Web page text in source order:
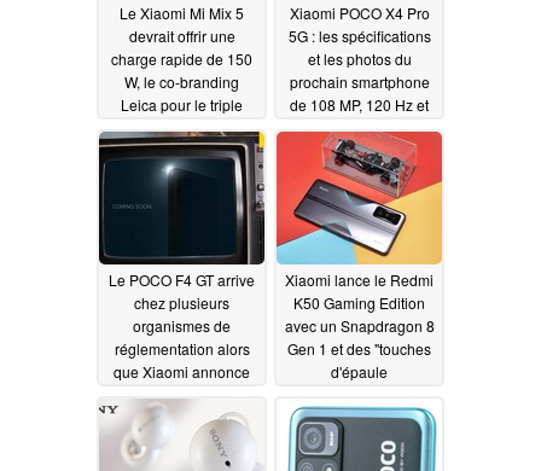
Le Xiaomi Mi Mix 5
devrait offrir une
charge rapide de 150
W, le co-branding
Leica pour le triple
appareil photo Sony
IMX707 de 50
mégapixels02/19/2022
Xiaomi POCO X4 Pro
5G : les spécifications
et les photos du
prochain smartphone
de 108 MP, 120 Hz et
Snapdragon 695 ont
été dévoilées02/18/2022
Le POCO F4 GT arrive
chez plusieurs
organismes de
réglementation alors
que Xiaomi annonce
un autre smartphone
POCO 02/17/2022
Xiaomi lance le Redmi
K50 Gaming Edition
avec un Snapdragon 8
Gen 1 et des "touches
d'épaule
02/17/2022